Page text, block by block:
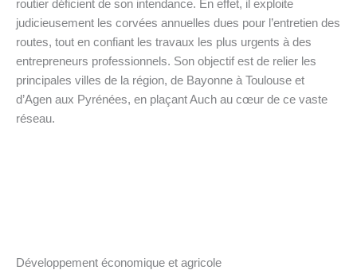
routier déficient de son intendance. En effet, il exploite
judicieusement les corvées annuelles dues pour l’entretien des
routes, tout en confiant les travaux les plus urgents à des
entrepreneurs professionnels. Son objectif est de relier les
principales villes de la région, de Bayonne à Toulouse et
d’Agen aux Pyrénées, en plaçant Auch au cœur de ce vaste
réseau.
Développement économique et agricole